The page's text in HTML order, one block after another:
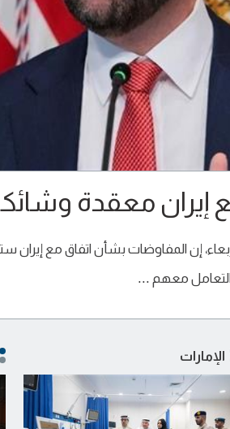
معقدة
إن المفاوضات بشأن اتفاق مع
التعامل معهم ...
الإمارات